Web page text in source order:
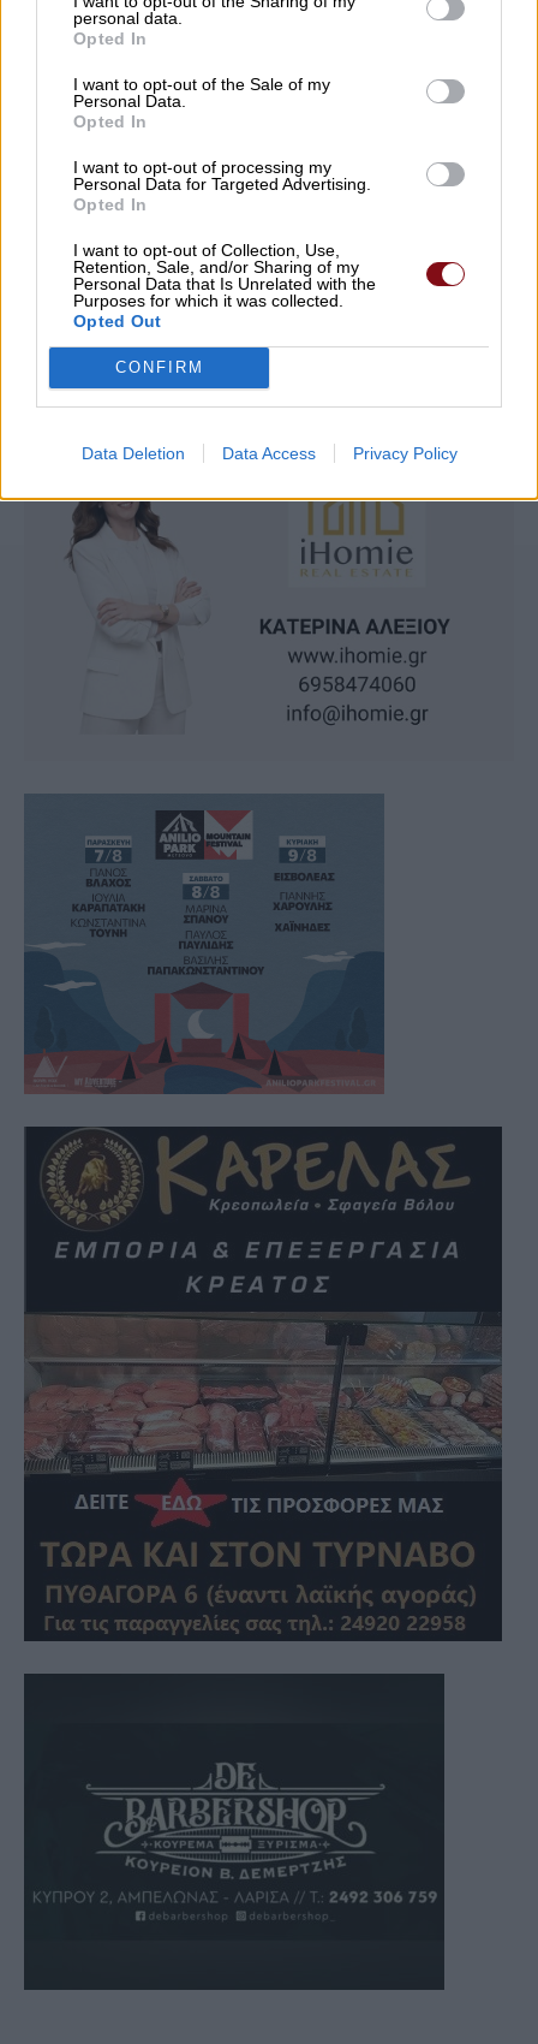
personal data.
Opted In
I want to opt-out of the Sale of my
Personal Data.
Opted In
I want to opt-out of processing my
Personal Data for Targeted Advertising.
Opted In
I want to opt-out of Collection, Use,
Retention, Sale, and/or Sharing of my
Personal Data that Is Unrelated with the
Purposes for which it was collected.
Opted Out
CONFIRM
Data Deletion Data Access Privacy Policy
Τραγωδία στην Πάρο: Πνίγηκε 4χρονο
παιδί σε πισίνα – Προσήχθησαν
ιδιοκτήτης και γονείς